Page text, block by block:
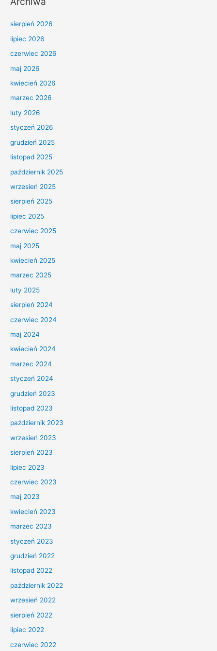
sierpień 2026
lipiec 2026
czerwiec 2026
maj 2026
kwiecień 2026
marzec 2026
luty 2026
styczeń 2026
grudzień 2025
listopad 2025
październik 2025
wrzesień 2025
sierpień 2025
lipiec 2025
czerwiec 2025
maj 2025
kwiecień 2025
marzec 2025
luty 2025
sierpień 2024
czerwiec 2024
maj 2024
kwiecień 2024
marzec 2024
styczeń 2024
grudzień 2023
listopad 2023
październik 2023
wrzesień 2023
sierpień 2023
lipiec 2023
czerwiec 2023
maj 2023
kwiecień 2023
marzec 2023
styczeń 2023
grudzień 2022
listopad 2022
październik 2022
wrzesień 2022
sierpień 2022
lipiec 2022
czerwiec 2022